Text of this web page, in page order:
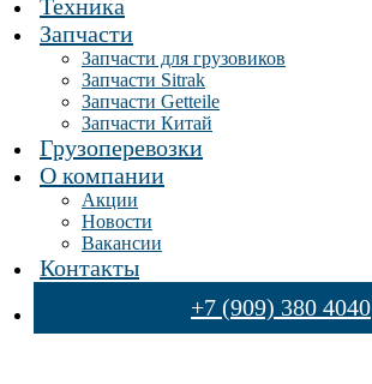
Техника
Запчасти
Запчасти для грузовиков
Запчасти Sitrak
Запчасти Getteile
Запчасти Китай
Грузоперевозки
О компании
Акции
Новости
Вакансии
Контакты
+7 (909) 380 4040